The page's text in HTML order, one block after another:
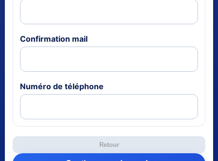
Confirmation mail
Numéro de téléphone
Retour